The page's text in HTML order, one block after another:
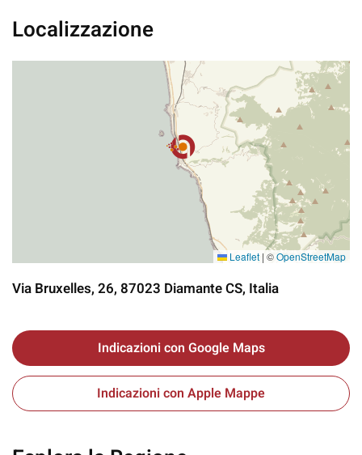
Localizzazione
Leaflet | ©OpenStreetMap
Via Bruxelles, 26, 87023 Diamante CS, Italia
Indicazioni con Google Maps
Indicazioni con Apple Mappe